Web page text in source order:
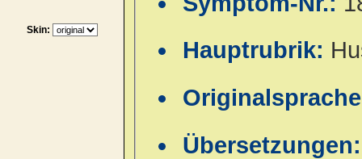
Skin:
Hauptrubrik:
Übersetzungen: